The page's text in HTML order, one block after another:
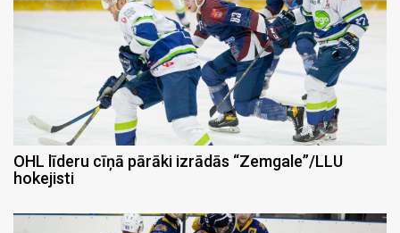
OHL līderu cīņā pārāki izrādās “Zemgale”/LLU
hokejisti